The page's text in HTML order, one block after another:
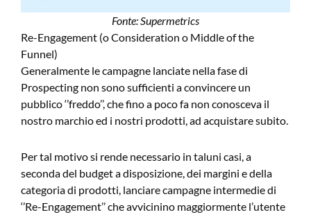
Fonte: Supermetrics
Re-Engagement (o Consideration o Middle of the
Funnel)
Generalmente le campagne lanciate nella fase di
Prospecting non sono sufficienti a convincere un
pubblico ‘’freddo’’, che fino a poco fa non conosceva il
nostro marchio ed i nostri prodotti, ad acquistare subito.
Per tal motivo si rende necessario in taluni casi, a
seconda del budget a disposizione, dei margini e della
categoria di prodotti, lanciare campagne intermedie di
‘’Re-Engagement’’ che avvicinino maggiormente l’utente